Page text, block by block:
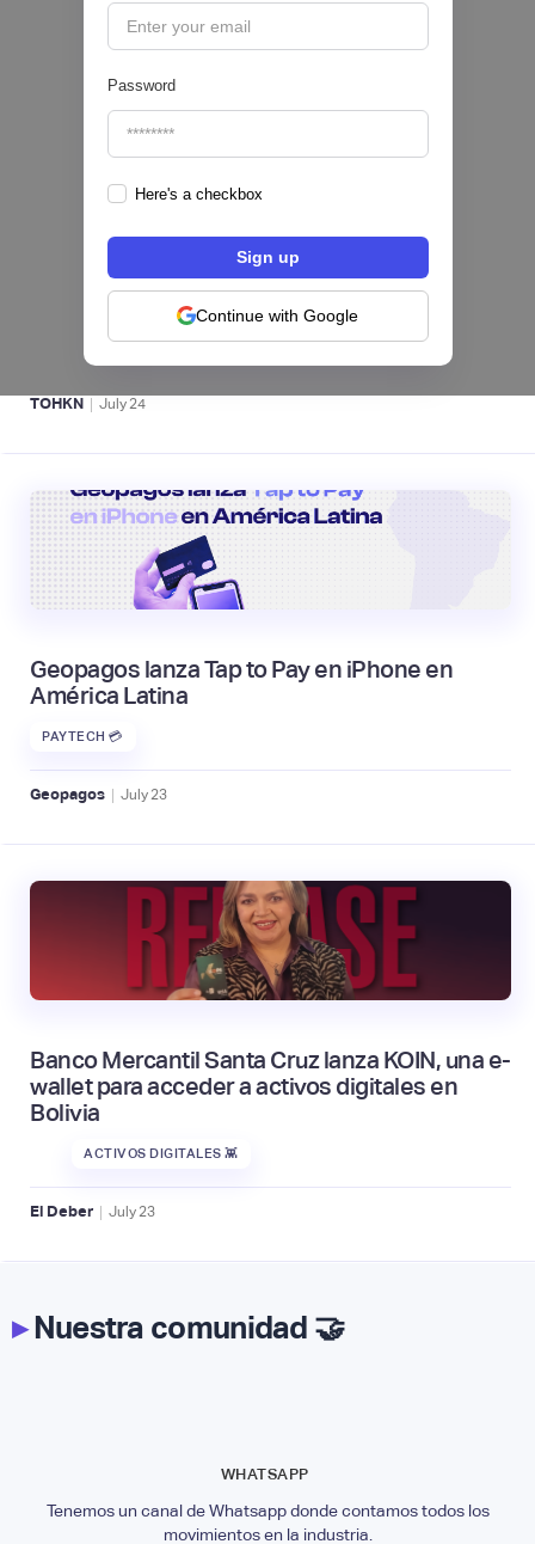
Password
Here's a checkbox
Continue with Google
Fintech salvadoreña TOHKN lanza plataforma
para invertir desde US$10 en acciones de EE.
UU. y criptomonedas
ACTIVOS DIGITALES 👾
TOHKN | July 24
Geopagos lanza Tap to Pay en iPhone en
América Latina
PAYTECH 💳
Geopagos | July 23
Banco Mercantil Santa Cruz lanza KOIN, una e-
wallet para acceder a activos digitales en
Bolivia
ACTIVOS DIGITALES 👾
El Deber | July 23
▸Nuestra comunidad 🤝
WHATSAPP
Tenemos un canal de Whatsapp donde contamos todos los
movimientos en la industria.